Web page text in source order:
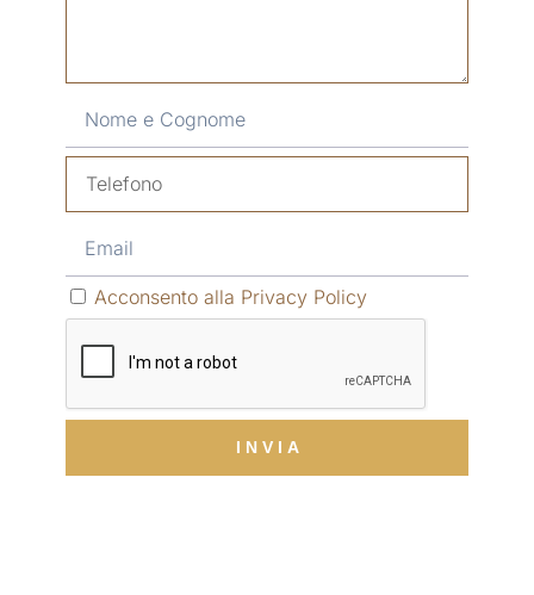
Acconsento alla Privacy Policy
I N V I A